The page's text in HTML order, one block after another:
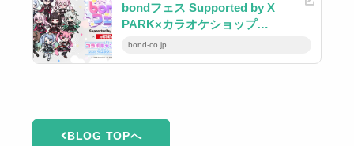
bondフェス Supported by X
PARK×カラオケショップ
JOYSOUNDコラボキャンペーン
bond-co.jp
BLOG TOPへ